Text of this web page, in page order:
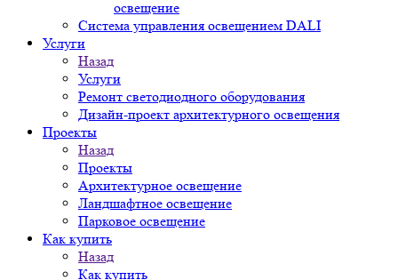
освещение
Система управления освещением DALI
Услуги
Назад
Услуги
Ремонт светодиодного оборудования
Дизайн-проект архитектурного освещения
Проекты
Назад
Проекты
Архитектурное освещение
Ландшафтное освещение
Парковое освещение
Как купить
Назад
Как купить